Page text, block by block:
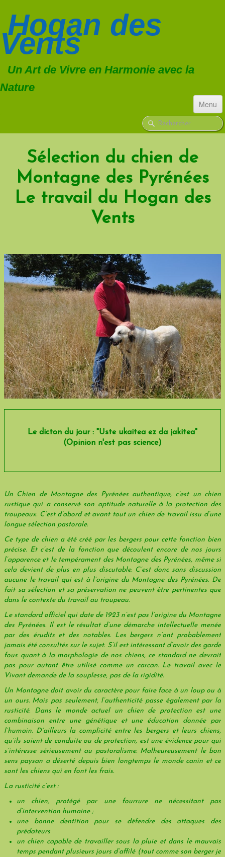
Hogan des
Vents
Un Art de Vivre en Harmonie avec la
Nature
Menu
CHIENS▼
TROUPEAU▼
FORMATIONS
Sélection du chien de
Montagne des Pyrénées
Le travail du Hogan des
Vents
Le dicton du jour : "Uste ukaitea ez da jakitea"
(Opinion n'est pas science)
Un Chien de Montagne des Pyrénées authentique, c’est un chien
rustique qui a conservé son aptitude naturelle à la protection des
troupeaux. C’est d’abord et avant tout un chien de travail issu d’une
longue sélection pastorale.
Ce type de chien a été créé par les bergers pour cette fonction bien
précise. Et c’est de la fonction que découlent encore de nos jours
l’apparence et le tempérament des Montagne des Pyrénées, même si
cela devient de plus en plus discutable. C’est donc sans discussion
aucune le travail qui est à l’origine du Montagne des Pyrénées. De
fait sa sélection et sa préservation ne peuvent être pertinentes que
dans le contexte du travail au troupeau.
Le standard officiel qui date de 1923 n’est pas l’origine du Montagne
des Pyrénées. Il est le résultat d’une démarche intellectuelle menée
par des érudits et des notables. Les bergers n’ont probablement
jamais été consultés sur le sujet. S’il est intéressant d’avoir des garde
fous quant à la morphologie de nos chiens, ce standard ne devrait
pas pour autant être utilisé comme un carcan. Le travail avec le
Vivant demande de la souplesse, pas de la rigidité.
Un Montagne doit avoir du caractère pour faire face à un loup ou à
un ours. Mais pas seulement, l’authenticité passe également par la
rusticité. Dans le monde actuel un chien de protection est une
combinaison entre une génétique et une éducation donnée par
l’humain. D’ailleurs la complicité entre les bergers et leurs chiens,
qu’ils soient de conduite ou de protection, est une évidence pour qui
s’intéresse sérieusement au pastoralisme. Malheureusement le bon
sens paysan a déserté depuis bien longtemps le monde canin et ce
sont les chiens qui en font les frais.
La rusticité c’est :
un chien, protégé par une fourrure ne nécessitant pas
d’intervention humaine ;
une bonne dentition pour se défendre des attaques des
prédateurs
un chien capable de travailler sous la pluie et dans le mauvais
temps pendant plusieurs jours d’affilé (tout comme son berger je